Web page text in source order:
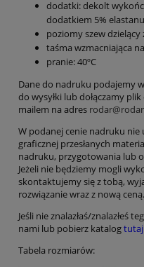
dodatki: dekolt
dodatkiem 5% elastanu
poziomy szew
taśma wzmacniająca
pranie: 40ºC
Dane do nadruku podajemy
do wysyłki lub dołączamy
mailem na adres
W podanej cenie nadruku
graficznej przesłanych
nadruku, przygotowania lub
Jeżeli nie będziemy mogli
skontaktujemy się z tobą,
rozwiązanie wraz z nową ceną.
Jeśli nie znalazłaś/znalazłeś
nami lub pobierz katalog
Tabela rozmiarów: